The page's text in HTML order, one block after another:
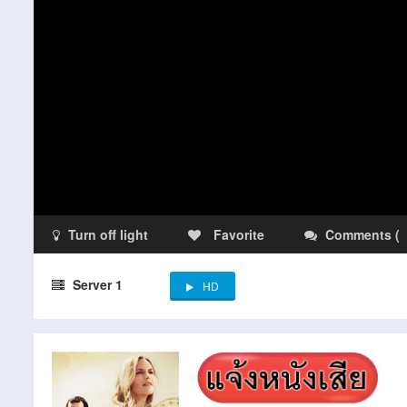
Turn off light Favorite Comments (
Server 1 HD